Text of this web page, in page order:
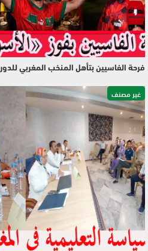
فرحة الفاسيين بتأهل المنخب المغربي للدور 16 “مشاهد…
غير مصنف